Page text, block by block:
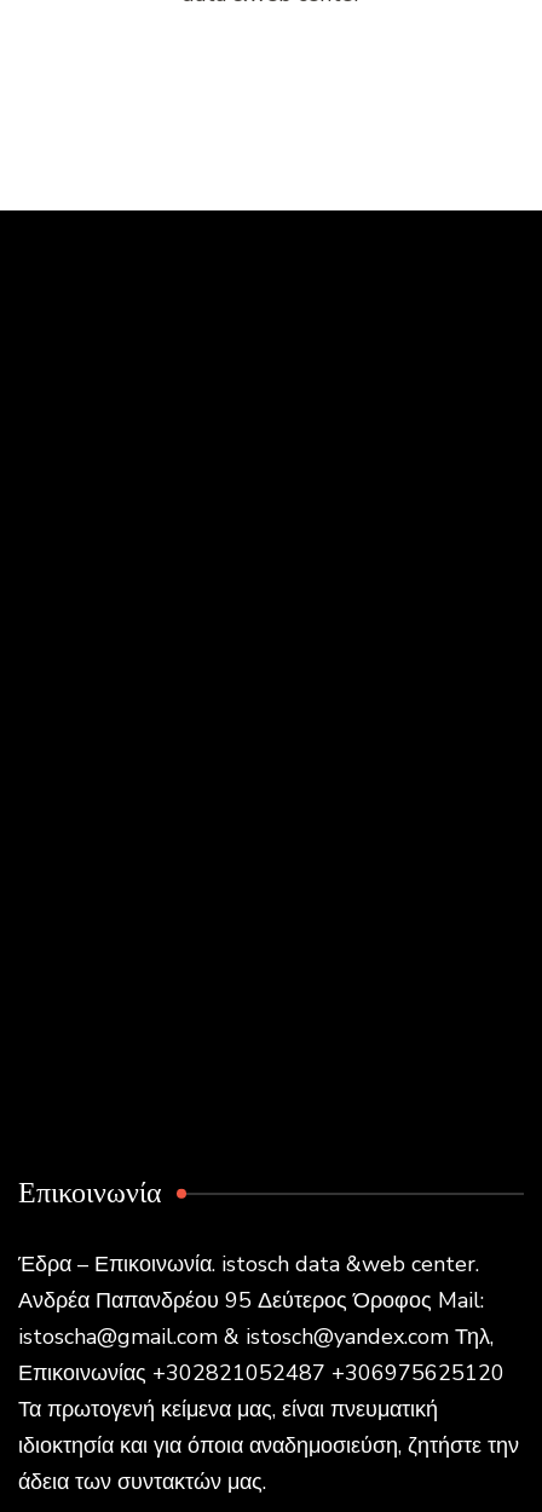
Επικοινωνία
Έδρα – Επικοινωνία. istosch data &web center.
Ανδρέα Παπανδρέου 95 Δεύτερος Όροφος Mail:
istoscha@gmail.com & istosch@yandex.com Τηλ,
Επικοινωνίας +302821052487 +306975625120
Τα πρωτογενή κείμενα μας, είναι πνευματική
ιδιοκτησία και για όποια αναδημοσιεύση, ζητήστε την
άδεια των συντακτών μας.